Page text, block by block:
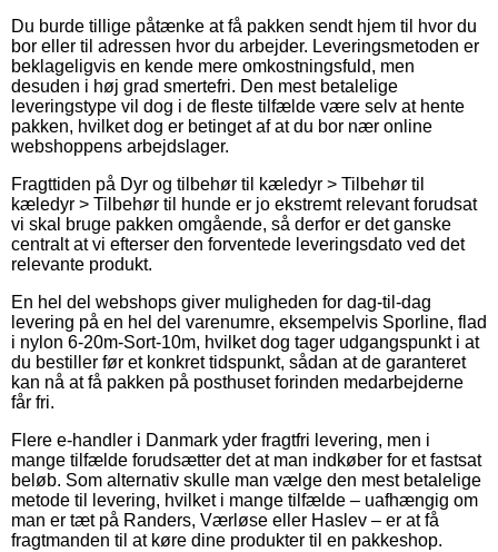
Du burde tillige påtænke at få pakken sendt hjem til hvor du
bor eller til adressen hvor du arbejder. Leveringsmetoden er
beklageligvis en kende mere omkostningsfuld, men
desuden i høj grad smertefri. Den mest betalelige
leveringstype vil dog i de fleste tilfælde være selv at hente
pakken, hvilket dog er betinget af at du bor nær online
webshoppens arbejdslager.
Fragttiden på Dyr og tilbehør til kæledyr > Tilbehør til
kæledyr > Tilbehør til hunde er jo ekstremt relevant forudsat
vi skal bruge pakken omgående, så derfor er det ganske
centralt at vi efterser den forventede leveringsdato ved det
relevante produkt.
En hel del webshops giver muligheden for dag-til-dag
levering på en hel del varenumre, eksempelvis Sporline, flad
i nylon 6-20m-Sort-10m, hvilket dog tager udgangspunkt i at
du bestiller før et konkret tidspunkt, sådan at de garanteret
kan nå at få pakken på posthuset forinden medarbejderne
får fri.
Flere e-handler i Danmark yder fragtfri levering, men i
mange tilfælde forudsætter det at man indkøber for et fastsat
beløb. Som alternativ skulle man vælge den mest betalelige
metode til levering, hvilket i mange tilfælde – uafhængig om
man er tæt på Randers, Værløse eller Haslev – er at få
fragtmanden til at køre dine produkter til en pakkeshop.